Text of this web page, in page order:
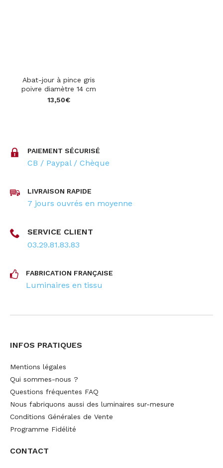
Abat-jour à pince gris
poivre diamètre 14 cm
13,50€
PAIEMENT SÉCURISÉ
CB / Paypal / Chèque
LIVRAISON RAPIDE
7 jours ouvrés en moyenne
SERVICE CLIENT
03.29.81.83.83
FABRICATION FRANÇAISE
Luminaires en tissu
INFOS PRATIQUES
Mentions légales
Qui sommes-nous ?
Questions fréquentes FAQ
Nous fabriquons aussi des luminaires sur-mesure
Conditions Générales de Vente
Programme Fidélité
CONTACT